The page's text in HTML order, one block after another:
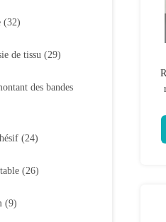
(32)
de tissu (29)
des bandes
(24)
(26)
(9)